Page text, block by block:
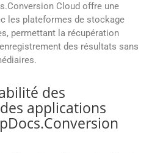
Cloud offre une
les plateformes de stockage
permettant la récupération
des résultats sans
des
applications